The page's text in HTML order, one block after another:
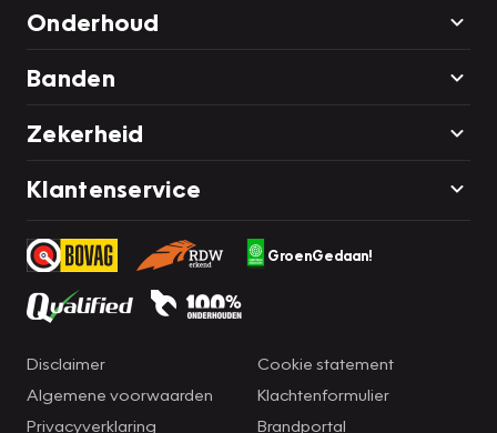
Onderhoud
Banden
Zekerheid
Klantenservice
GroenGedaan!
Disclaimer
Algemene voorwaarden
Privacyverklaring
Cookie statement
Klachtenformulier
Brandportal